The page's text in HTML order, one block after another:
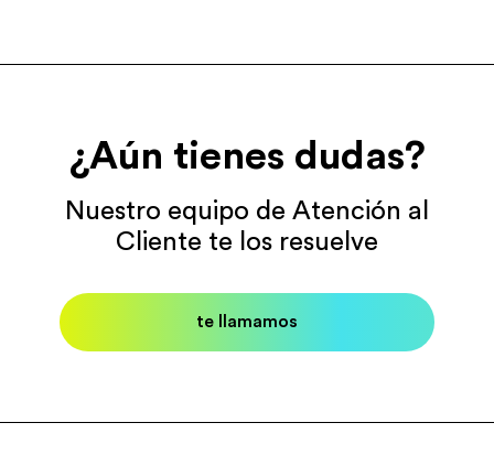
¿Aún tienes dudas?
Nuestro equipo de Atención al
Cliente te los resuelve
te llamamos